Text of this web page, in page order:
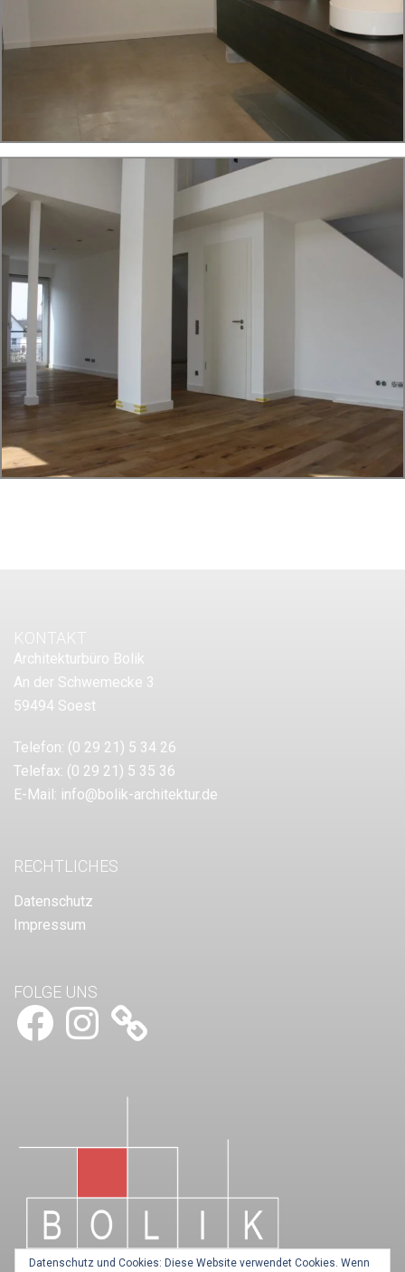
KONTAKT
Architekturbüro Bolik
An der Schwemecke 3
59494 Soest
Telefon: (0 29 21) 5 34 26
Telefax: (0 29 21) 5 35 36
E-Mail: info@bolik-architektur.de
RECHTLICHES
Datenschutz
Impressum
FOLGE UNS
FacebookInstagram
Datenschutz und Cookies: Diese Website verwendet Cookies. Wenn